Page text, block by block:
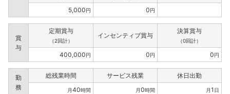
5,000円 0円
賞
与
定期賞与
（2回計）
インセンティブ賞与
決算賞与
（0回計）
400,000円 0円 0円
勤
務
総残業時間 サービス残業 休日出勤
月40時間 月0時間 月1 日